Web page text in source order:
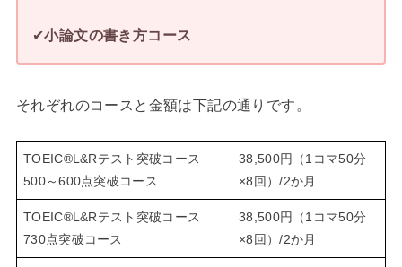
✔小論文の書き方コース
それぞれのコースと金額は下記の通りです。
TOEIC®L&Rテスト突破コース
500～600点突破コース
38,500円（1コマ50分
×8回）/2か月
TOEIC®L&Rテスト突破コース
730点突破コース
38,500円（1コマ50分
×8回）/2か月